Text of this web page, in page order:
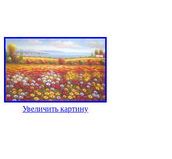
Увеличить картину